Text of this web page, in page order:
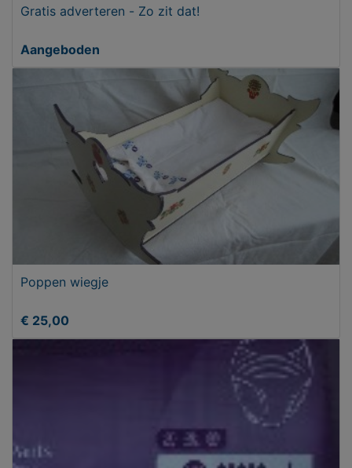
Gratis adverteren - Zo zit dat!
Aangeboden
Poppen wiegje
€ 25,00